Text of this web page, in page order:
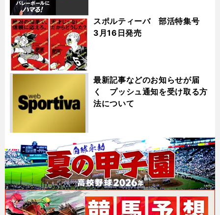
スポルティーバ 部活特集号
3月16日発売
最新記事などのお知らせが届
く プッシュ通知を受け取る方
法について